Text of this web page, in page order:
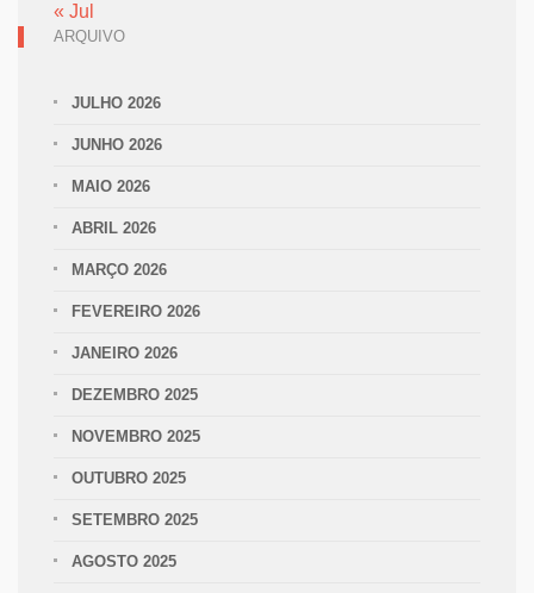
« Jul
ARQUIVO
JULHO 2026
JUNHO 2026
MAIO 2026
ABRIL 2026
MARÇO 2026
FEVEREIRO 2026
JANEIRO 2026
DEZEMBRO 2025
NOVEMBRO 2025
OUTUBRO 2025
SETEMBRO 2025
AGOSTO 2025